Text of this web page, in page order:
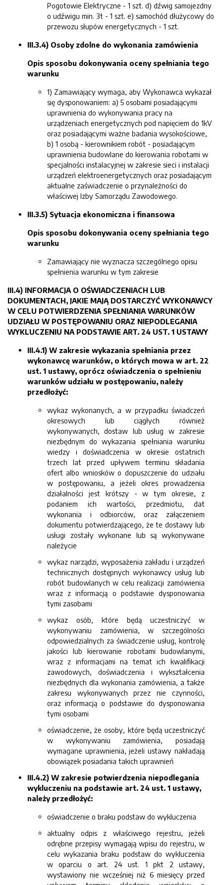
Pogotowie Elektryczne - 1 szt. d) dźwig samojezdny
o udźwigu min. 3t - 1 szt. e) samochód dłużycowy do
przewozu słupów energetycznych - 1 szt.
III.3.4) Osoby zdolne do wykonania zamówienia
Opis sposobu dokonywania oceny spełniania tego
warunku
1) Zamawiający wymaga, aby Wykonawca wykazał
się dysponowaniem: a) 5 osobami posiadającymi
uprawnienia do wykonywania pracy na
urządzeniach energetycznych pod napięciem do 1kV
oraz posiadającymi ważne badania wysokościowe,
b) 1 osobą - kierownikiem robót - posiadającym
uprawnienia budowlane do kierowania robotami w
specjalności instalacyjnej w zakresie sieci i instalacji
urządzeń elektroenergetycznych oraz posiadającym
aktualne zaświadczenie o przynależności do
właściwej Izby Samorządu Zawodowego.
III.3.5) Sytuacja ekonomiczna i finansowa
Opis sposobu dokonywania oceny spełniania tego
warunku
Zamawiający nie wyznacza szczególnego opisu
spełnienia warunku w tym zakresie
III.4) INFORMACJA O OŚWIADCZENIACH LUB
DOKUMENTACH, JAKIE MAJĄ DOSTARCZYĆ WYKONAWCY
W CELU POTWIERDZENIA SPEŁNIANIA WARUNKÓW
UDZIAŁU W POSTĘPOWANIU ORAZ NIEPODLEGANIA
WYKLUCZENIU NA PODSTAWIE ART. 24 UST. 1 USTAWY
III.4.1) W zakresie wykazania spełniania przez
wykonawcę warunków, o których mowa w art. 22
ust. 1 ustawy, oprócz oświadczenia o spełnieniu
warunków udziału w postępowaniu, należy
przedłożyć:
wykaz wykonanych, a w przypadku świadczeń
okresowych lub ciągłych również
wykonywanych, dostaw lub usług w zakresie
niezbędnym do wykazania spełniania warunku
wiedzy i doświadczenia w okresie ostatnich
trzech lat przed upływem terminu składania
ofert albo wniosków o dopuszczenie do udziału
w postępowaniu, a jeżeli okres prowadzenia
działalności jest krótszy - w tym okresie, z
podaniem ich wartości, przedmiotu, dat
wykonania i odbiorców, oraz załączeniem
dokumentu potwierdzającego, że te dostawy lub
usługi zostały wykonane lub są wykonywane
należycie
wykaz narządzi, wyposażenia zakładu i urządzeń
technicznych dostępnych wykonawcy usług lub
robót budowlanych w celu realizacji zamówienia
wraz z informacją o podstawie dysponowania
tymi zasobami
wykaz osób, które będą uczestniczyć w
wykonywaniu zamówienia, w szczególności
odpowiedzialnych za świadczenie usług, kontrolę
jakości lub kierowanie robotami budowlanymi,
wraz z informacjami na temat ich kwalifikacji
zawodowych, doświadczenia i wykształcenia
niezbędnych dla wykonania zamówienia, a także
zakresu wykonywanych przez nie czynności,
oraz informacją o podstawie do dysponowania
tymi osobami
oświadczenie, że osoby, które będą uczestniczyć
w wykonywaniu zamówienia, posiadają
wymagane uprawnienia, jeżeli ustawy nakładają
obowiązek posiadania takich uprawnień
III.4.2) W zakresie potwierdzenia niepodlegania
wykluczeniu na podstawie art. 24 ust. 1 ustawy,
należy przedłożyć:
oświadczenie o braku podstaw do wykluczenia
aktualny odpis z właściwego rejestru, jeżeli
odrębne przepisy wymagają wpisu do rejestru, w
celu wykazania braku podstaw do wykluczenia
w oparciu o art. 24 ust. 1 pkt 2 ustawy,
wystawiony nie wcześniej niż 6 miesięcy przed